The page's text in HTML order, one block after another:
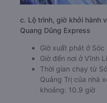
c. Lộ trình, giờ khởi hành
Quang Dũng Express
Giờ xuất phát ở
Giờ đến nơi ở Vĩnh
Thời gian chạy từ
Quảng Trị của nhà
khoảng: 10.9 giờ